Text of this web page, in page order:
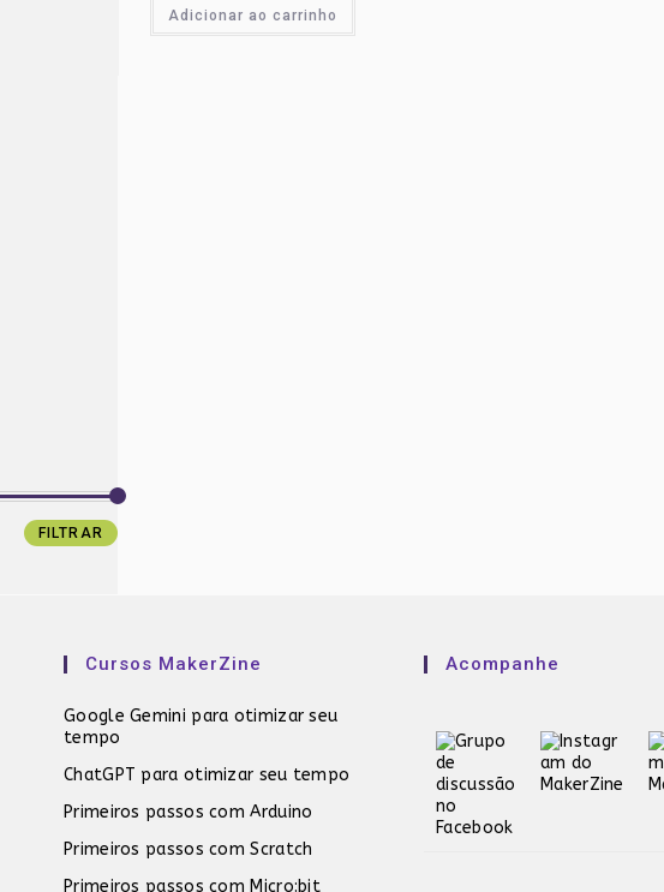
FILTRAR
era:
é:
Adicionar ao carrinho
Cursos MakerZine
Google Gemini para otimizar seu
tempo
ChatGPT para otimizar seu tempo
Primeiros passos com Arduino
Primeiros passos com Scratch
Primeiros passos com Micro:bit
Acompanhe